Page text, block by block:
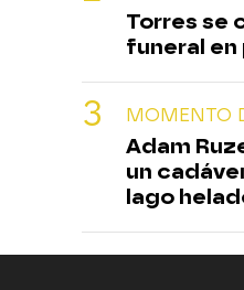
Torres se
funeral en
MOMENTO
Adam
un
lago